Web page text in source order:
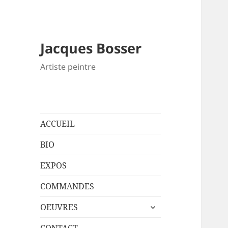
Jacques Bosser
Artiste peintre
ACCUEIL
BIO
EXPOS
COMMANDES
OEUVRES
ouvrir